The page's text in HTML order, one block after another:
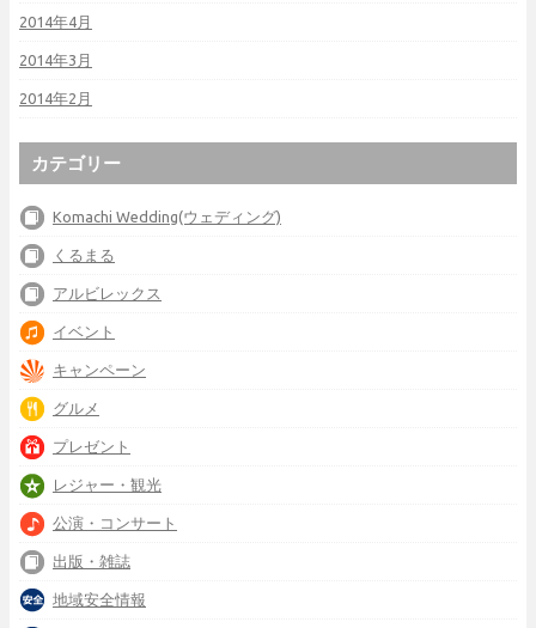
2014年4月
2014年3月
2014年2月
カテゴリー
Komachi Wedding(ウェディング)
くるまる
アルビレックス
イベント
キャンペーン
グルメ
プレゼント
レジャー・観光
公演・コンサート
出版・雑誌
地域安全情報